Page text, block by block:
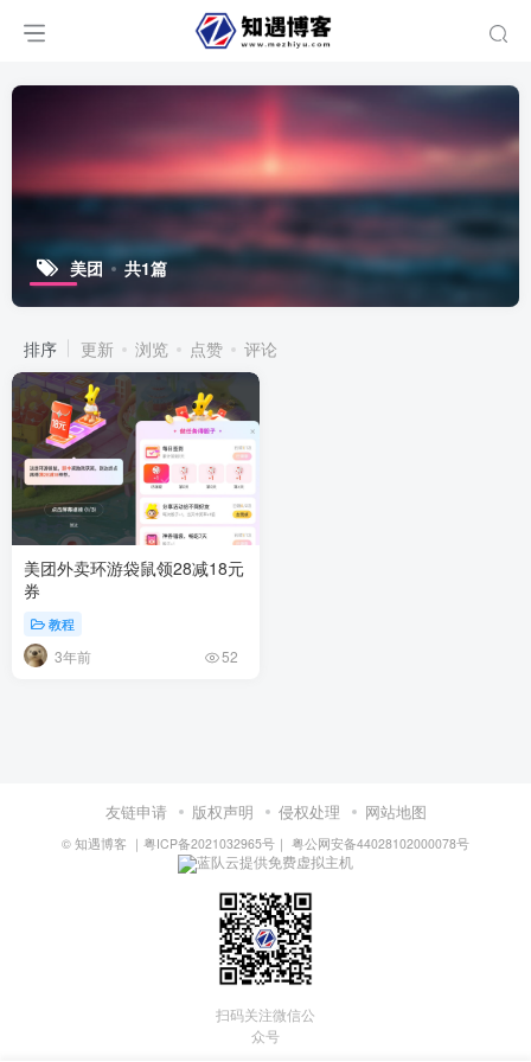
美团 共1篇
排序 更新 浏览 点赞 评论
美团外卖环游袋鼠领28减18元
券
教程
3年前 52
友链申请 版权声明 侵权处理 网站地图
© 知遇博客 ｜ 粤ICP备2021032965号 ｜ 粤公网安备44028102000078号
蓝队云提供免费虚拟主机
扫码关注微信公
众号